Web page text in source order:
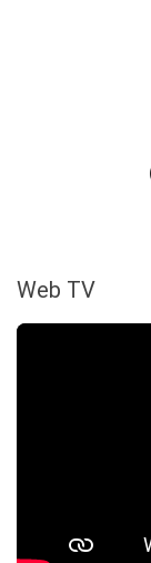
Web TV